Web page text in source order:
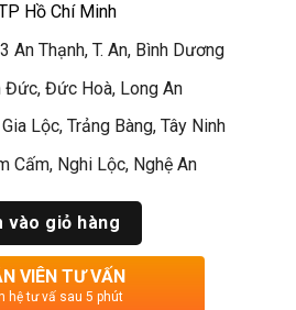
Hồ Chí Minh
An Thạnh, T. An, Bình Dương
Đức, Đức Hoà, Long An
Lộc, Trảng Bàng, Tây Ninh
Cấm, Nghi Lộc, Nghệ An
vào giỏ hàng
VIÊN TƯ VẤN
hệ tư vấ sau 5 phút